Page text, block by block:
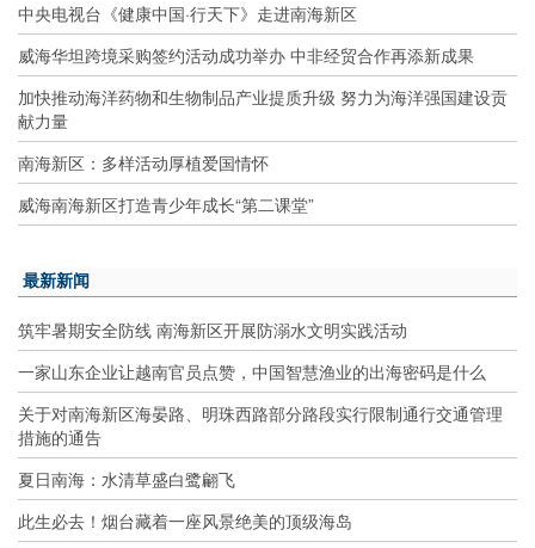
中央电视台《健康中国·行天下》走进南海新区
威海华坦跨境采购签约活动成功举办 中非经贸合作再添新成果
加快推动海洋药物和生物制品产业提质升级 努力为海洋强国建设贡
献力量
南海新区：多样活动厚植爱国情怀
威海南海新区打造青少年成长“第二课堂”
最新新闻
筑牢暑期安全防线 南海新区开展防溺水文明实践活动
一家山东企业让越南官员点赞，中国智慧渔业的出海密码是什么
关于对南海新区海晏路、明珠西路部分路段实行限制通行交通管理
措施的通告
夏日南海：水清草盛白鹭翩飞
此生必去！烟台藏着一座风景绝美的顶级海岛